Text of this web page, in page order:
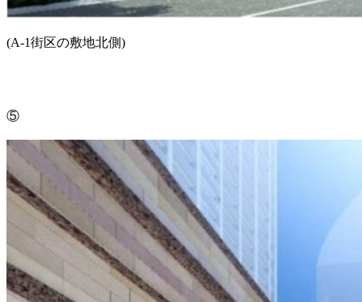
(A-1街区の敷地北側)
⑤